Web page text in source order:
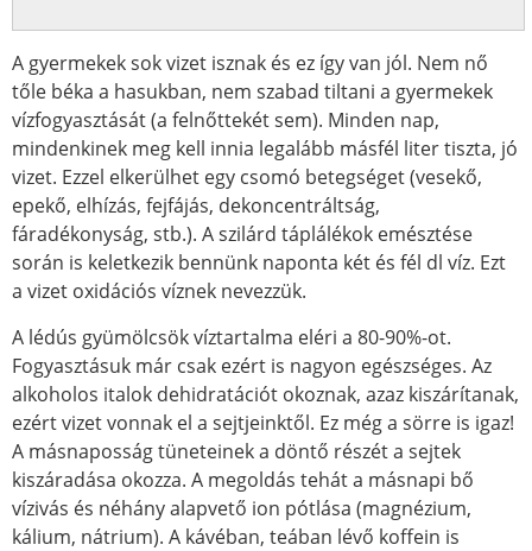
A gyermekek sok vizet isznak és ez így van jól. Nem nő
tőle béka a hasukban, nem szabad tiltani a gyermekek
vízfogyasztását (a felnőttekét sem). Minden nap,
mindenkinek meg kell innia legalább másfél liter tiszta, jó
vizet. Ezzel elkerülhet egy csomó betegséget (vesekő,
epekő, elhízás, fejfájás, dekoncentráltság,
fáradékonyság, stb.). A szilárd táplálékok emésztése
során is keletkezik bennünk naponta két és fél dl víz. Ezt
a vizet oxidációs víznek nevezzük.
A lédús gyümölcsök víztartalma eléri a 80-90%-ot.
Fogyasztásuk már csak ezért is nagyon egészséges. Az
alkoholos italok dehidratációt okoznak, azaz kiszárítanak,
ezért vizet vonnak el a sejtjeinktől. Ez még a sörre is igaz!
A másnaposság tüneteinek a döntő részét a sejtek
kiszáradása okozza. A megoldás tehát a másnapi bő
vízivás és néhány alapvető ion pótlása (magnézium,
kálium, nátrium). A kávéban, teában lévő koffein is